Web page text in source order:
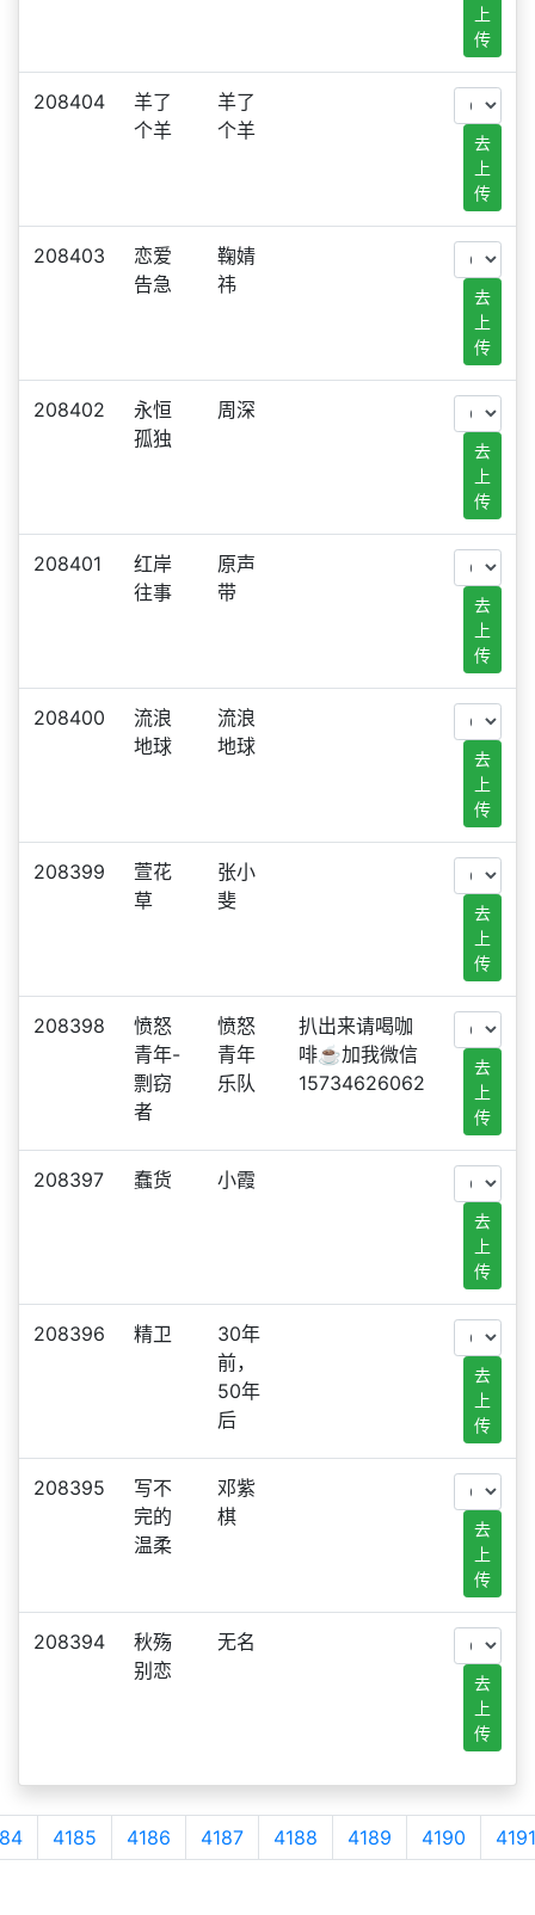
上
传
208404
羊了
个羊
羊了
个羊
去
上
传
208403
恋爱
告急
鞠婧
祎
去
上
传
208402
永恒
孤独
周深
去
上
传
208401
红岸
往事
原声
带
去
上
传
208400
流浪
地球
流浪
地球
去
上
传
208399
萱花
草
张小
斐
去
上
传
208398
愤怒
青年-
剽窃
者
愤怒
青年
乐队
扒出来请喝咖
啡☕️加我微信
15734626062
去
上
传
208397 蠢货 小霞
去
上
传
208396 精卫
30年
前，
50年
后
去
上
传
208395
写不
完的
温柔
邓紫
棋
去
上
传
208394
秋殇
别恋
无名
去
上
传
4185 4186 4187 4188 4189 4190 4191